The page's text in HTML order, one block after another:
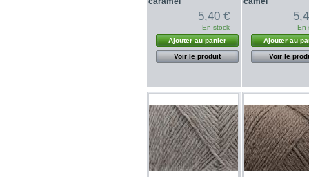
5,40 €
En stock
Ajouter au panier
Voir le produit
En
Ajouter au
Voir le